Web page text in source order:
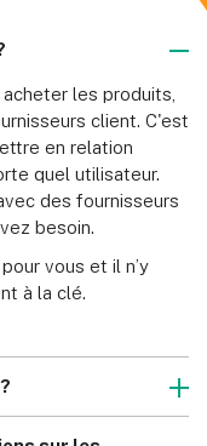
les produits,
client. C'est
en relation
quel utilisateur.
des fournisseurs
besoin.
vous et il n’y
à la clé.
par e-mail, à
disponibles